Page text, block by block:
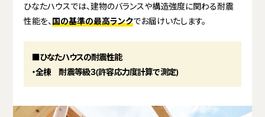
ひなたハウスでは、建物のバランスや構造強度に関わる耐震
性能を、国の基準の最高ランクでお届けいたします。
■ひなたハウスの耐震性能
・全棟 耐震等級３(許容応力度計算で測定)